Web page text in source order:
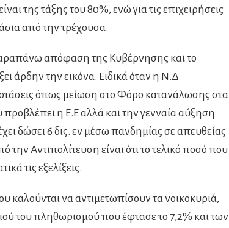
της τάξης του 80%, ενώ για τις επιχειρήσεις
από την τρέχουσα.
απόφαση της Κυβέρνησης και το
άρδην την εικόνα. Ειδικά όταν η Ν.Δ
όπως μείωση στο Φόρο κατανάλωσης στα
η Ε.Ε αλλά και την γενναία αύξηση
δώσει 6 δις. εν μέσω πανδημίας σε απευθείας
την Αντιπολίτευση είναι ότι το τελικό ποσό που
τις εξελίξεις.
να αντιμετωπίσουν τα νοικοκυριά,
του πληθωρισμού που έφτασε το 7,2% και των